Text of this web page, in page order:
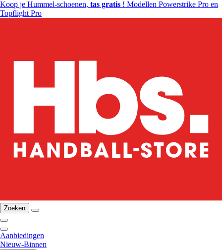
Koop je Hummel-schoenen, tas gratis ! Modellen Powerstrike Pro en
Topflight Pro
Zoeken
Aanbiedingen
Nieuw-Binnen